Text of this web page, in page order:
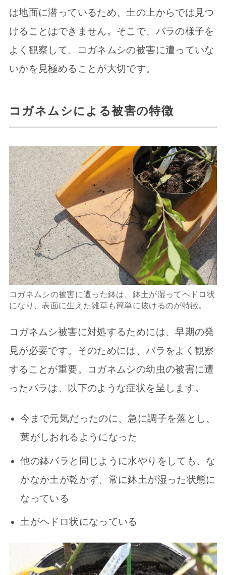
は地面に潜っているため、土の上からでは見つ
けることはできません。そこで、バラの様子を
よく観察して、コガネムシの被害に遭っていな
いかを見極めることが大切です。
コガネムシによる被害の特徴
コガネムシの被害に遭った鉢は、鉢土が湿ってヘドロ状
になり、表面に生えた雑草も簡単に抜けるのが特徴。
コガネムシ被害に対処するためには、早期の発
見が必要です。そのためには、バラをよく観察
することが重要。コガネムシの幼虫の被害に遭
ったバラは、以下のような症状を呈します。
今まで元気だったのに、急に調子を落とし、
葉がしおれるようになった
他の鉢バラと同じように水やりをしても、な
かなか土が乾かず、常に鉢土が湿った状態に
なっている
土がヘドロ状になっている